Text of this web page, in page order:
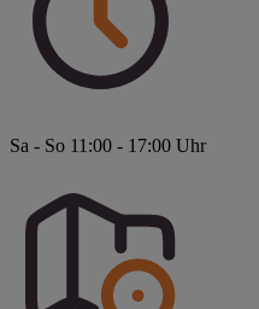
Sa - So 11:00 - 17:00 Uhr